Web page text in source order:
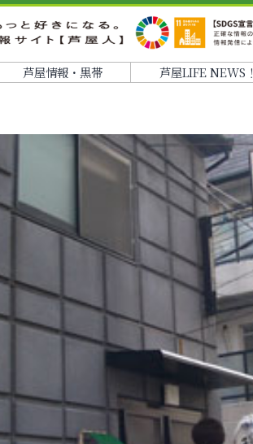
芦屋情報・黒帯 芦屋LIFE NEWS！